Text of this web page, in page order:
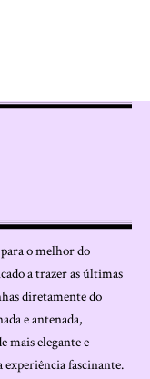
o melhor do
a trazer as últimas
diretamente do
e antenada,
mais elegante e
fascinante.